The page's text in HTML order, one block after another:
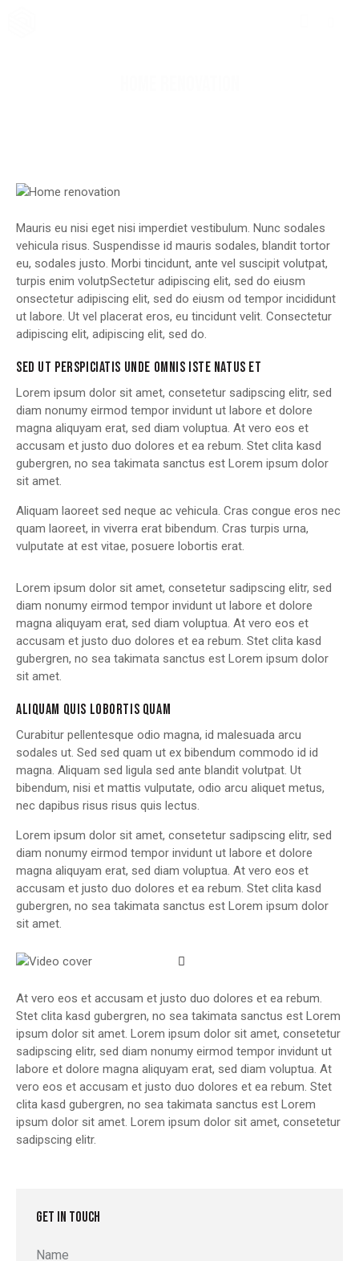
Mauris eu nisi eget nisi imperdiet vestibulum. Nunc sodales
vehicula risus. Suspendisse id mauris sodales, blandit tortor
eu, sodales justo. Morbi tincidunt, ante vel suscipit volutpat,
turpis enim volutpSectetur adipiscing elit, sed do eiusm
onsectetur adipiscing elit, sed do eiusm od tempor incididunt
ut labore. Ut vel placerat eros, eu tincidunt velit. Consectetur
adipiscing elit, adipiscing elit, sed do.
SED UT PERSPICIATIS UNDE OMNIS ISTE NATUS ET
Lorem ipsum dolor sit amet, consetetur sadipscing elitr, sed
diam nonumy eirmod tempor invidunt ut labore et dolore
magna aliquyam erat, sed diam voluptua. At vero eos et
accusam et justo duo dolores et ea rebum. Stet clita kasd
gubergren, no sea takimata sanctus est Lorem ipsum dolor
sit amet.
Aliquam laoreet sed neque ac vehicula. Cras congue eros nec
quam laoreet, in viverra erat bibendum. Cras turpis urna,
vulputate at est vitae, posuere lobortis erat.
Lorem ipsum dolor sit amet, consetetur sadipscing elitr, sed
diam nonumy eirmod tempor invidunt ut labore et dolore
magna aliquyam erat, sed diam voluptua. At vero eos et
accusam et justo duo dolores et ea rebum. Stet clita kasd
gubergren, no sea takimata sanctus est Lorem ipsum dolor
sit amet.
ALIQUAM QUIS LOBORTIS QUAM
Curabitur pellentesque odio magna, id malesuada arcu
sodales ut. Sed sed quam ut ex bibendum commodo id id
magna. Aliquam sed ligula sed ante blandit volutpat. Ut
bibendum, nisi et mattis vulputate, odio arcu aliquet metus,
nec dapibus risus risus quis lectus.
Lorem ipsum dolor sit amet, consetetur sadipscing elitr, sed
diam nonumy eirmod tempor invidunt ut labore et dolore
magna aliquyam erat, sed diam voluptua. At vero eos et
accusam et justo duo dolores et ea rebum. Stet clita kasd
gubergren, no sea takimata sanctus est Lorem ipsum dolor
sit amet.
At vero eos et accusam et justo duo dolores et ea rebum.
Stet clita kasd gubergren, no sea takimata sanctus est Lorem
ipsum dolor sit amet. Lorem ipsum dolor sit amet, consetetur
sadipscing elitr, sed diam nonumy eirmod tempor invidunt ut
labore et dolore magna aliquyam erat, sed diam voluptua. At
vero eos et accusam et justo duo dolores et ea rebum. Stet
clita kasd gubergren, no sea takimata sanctus est Lorem
ipsum dolor sit amet. Lorem ipsum dolor sit amet, consetetur
sadipscing elitr.
GET IN TOUCH